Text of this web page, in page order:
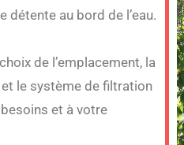
détente au bord de l’eau.
de l’emplacement, la
et le système de filtration
et à votre